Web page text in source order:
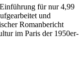
für nur 4,99
und
Romanbericht
im Paris der 1950er-